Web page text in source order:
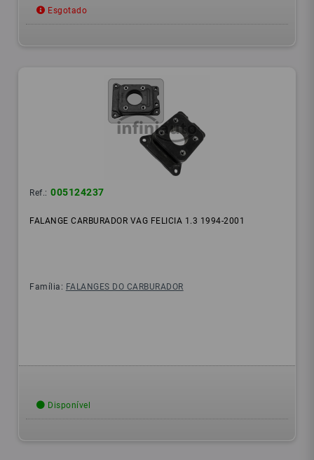
Esgotado
Ref.: 005124237
FALANGE CARBURADOR VAG FELICIA 1.3 1994-2001
Família: FALANGES DO CARBURADOR
Disponível